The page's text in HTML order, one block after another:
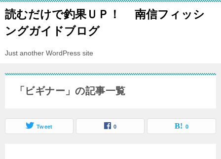
読むだけで釣果ＵＰ！ 南信フィッシ
ングガイドブログ
Just another WordPress site
「ビギナー」の記事一覧
Tweet 0 0